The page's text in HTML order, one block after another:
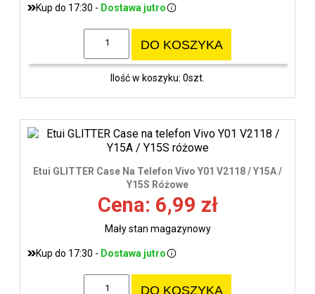
Kup do 17:30 - Dostawa jutro
DO KOSZYKA
Ilość w koszyku: 0szt.
Etui GLITTER Case Na Telefon Vivo Y01 V2118 / Y15A /
Y15S Różowe
Cena: 6,99 zł
Mały stan magazynowy
Kup do 17:30 - Dostawa jutro
DO KOSZYKA